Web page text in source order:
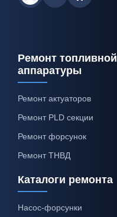
Ремонт топливной
аппаратуры
Ремонт актуаторов
Ремонт PLD секции
Ремонт форсунок
Ремонт ТНВД
Каталоги ремонта
Насос-форсунки